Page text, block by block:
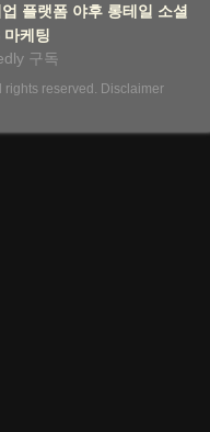
플랫폼 야후 롱테일 소셜
마케팅
구독
rights reserved. Disclaimer